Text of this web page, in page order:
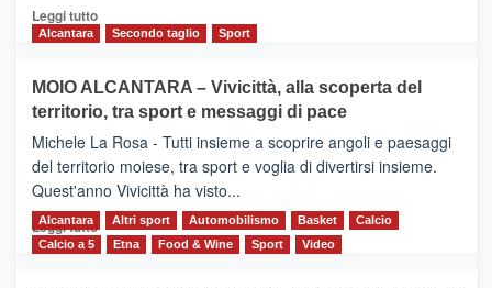
Leggi tuttoLeggi
Torna
la
Supermaratona
dell’Etna
Alcantara Secondo taglio Sport
MOIO ALCANTARA – Vivicittà, alla scoperta del
territorio, tra sport e messaggi di pace
Michele La Rosa - Tutti insieme a scoprire angoli e paesaggi
del territorio moiese, tra sport e voglia di divertirsi insieme.
Quest'anno Vivicittà ha visto...
Leggi tutto Leggi
Alcantara Altri sport Automobilismo Basket
Calcio
Calcio a 5
Etna Food & Wine Sport Video